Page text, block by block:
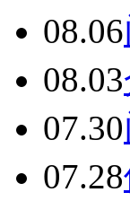
08.06
08.03
07.30
07.28